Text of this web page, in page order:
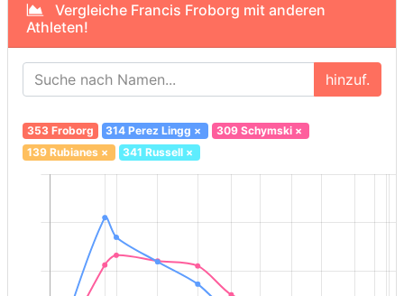
Vergleiche Francis Froborg mit anderen
Athleten!
hinzuf.
353 Froborg 314 Perez Lingg × 309 Schymski×
139 Rubianes× 341 Russell ×